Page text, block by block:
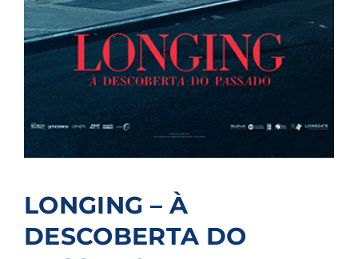
LONGING – À
DESCOBERTA DO